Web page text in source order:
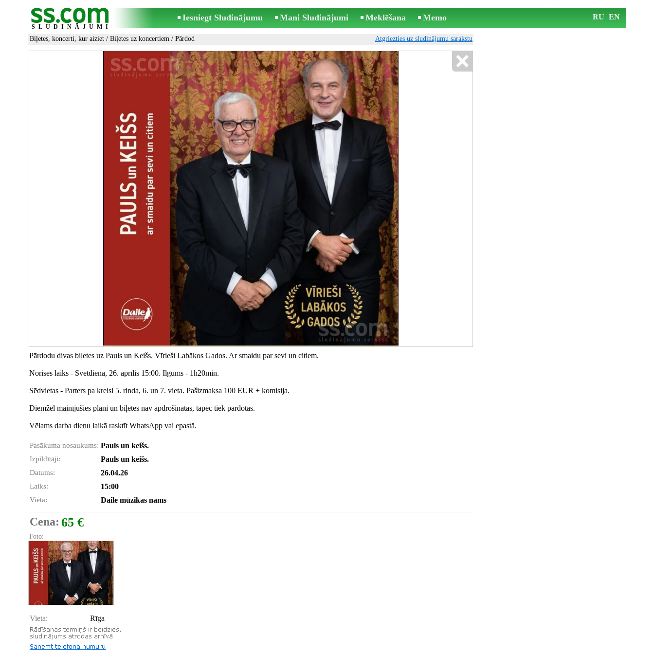
SLUDINĀJUMI
Iesniegt Sludinājumu Mani Sludinājumi Meklēšana Memo RU EN
Biļetes, koncerti, kur aiziet / Biļetes uz koncertiem / Pārdod Atgriezties uz sludinājumu sarakstu
Pārdodu divas biļetes uz Pauls un Keišs. Vīrieši Labākos Gados. Ar smaidu par sevi un citiem.
Norises laiks - Svētdiena, 26. aprīlis 15:00. Ilgums - 1h20min.
Sēdvietas - Parters pa kreisi 5. rinda, 6. un 7. vieta. Pašizmaksa 100 EUR + komisija.
Diemžēl mainījušies plāni un biļetes nav apdrošinātas, tāpēc tiek pārdotas.
Vēlams darba dienu laikā rasktīt WhatsApp vai epastā.
Pasākuma nosaukums: Pauls un keišs.
Izpildītāji: Pauls un keišs.
Datums: 26.04.26
Laiks: 15:00
Vieta: Daile mūzikas nams
Cena: 65 €
Foto:
Vieta: Rīga